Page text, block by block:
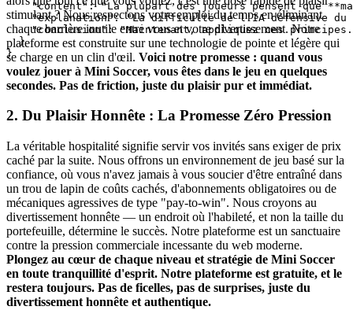
"content": "La plupart des joueurs pensent que
"explanation": "La difficulté de l'IA défensive
"conclusion": "Maintenant, appliquez ces
  }
stimulant ? Nous respectons votre emploi du temps en éliminant
chaque barrière inutile entre vous et votre divertissement. Notre
plateforme est construite sur une technologie de pointe et légère qui
se charge en un clin d'œil. Voici notre promesse : quand vous
voulez jouer à Mini Soccer, vous êtes dans le jeu en quelques
secondes. Pas de friction, juste du plaisir pur et immédiat.
2. Du Plaisir Honnête : La Promesse Zéro Pression
La véritable hospitalité signifie servir vos invités sans exiger de prix
caché par la suite. Nous offrons un environnement de jeu basé sur la
confiance, où vous n'avez jamais à vous soucier d'être entraîné dans
un trou de lapin de coûts cachés, d'abonnements obligatoires ou de
mécaniques agressives de type "pay-to-win". Nous croyons au
divertissement honnête — un endroit où l'habileté, et non la taille du
portefeuille, détermine le succès. Notre plateforme est un sanctuaire
contre la pression commerciale incessante du web moderne.
Plongez au cœur de chaque niveau et stratégie de Mini Soccer
en toute tranquillité d'esprit. Notre plateforme est gratuite, et le
restera toujours. Pas de ficelles, pas de surprises, juste du
divertissement honnête et authentique.